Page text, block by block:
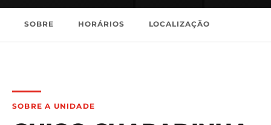
SOBRE HORÁRIOS LOCALIZAÇÃO
SOBRE A UNIDADE